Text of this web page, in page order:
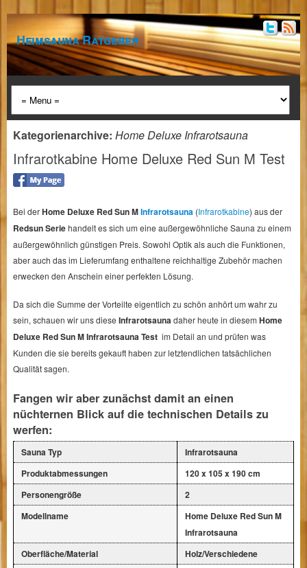
Heimsauna Ratgeber
Kategorienarchive: Home Deluxe Infrarotsauna
Infrarotkabine Home Deluxe Red Sun M Test
Bei derHome Deluxe Red Sun MInfrarotsauna (Infrarotkabine) aus der
Redsun Seriehandelt es sich um eine außergewöhnliche Sauna zu einem
außergewöhnlich günstigen Preis. Sowohl Optik als auch die Funktionen,
aber auch das im Lieferumfang enthaltene reichhaltige Zubehör machen
erwecken den Anschein einer perfekten Lösung.
Da sich die Summe der Vorteilte eigentlich zu schön anhört um wahr zu
sein, schauen wir uns diese Infrarotsauna daher heute in diesem Home
Deluxe Red Sun M Infrarotsauna Test im Detail an und prüfen was
Kunden die sie bereits gekauft haben zur letztendlichen tatsächlichen
Qualität sagen.
Fangen wir aber zunächst damit an einen
nüchternen Blick auf die technischen Details zu
werfen:
Sauna Typ
Infrarotsauna
Produktabmessungen
120 x 105 x 190 cm
Personengröße
2
Modellname
Home Deluxe Red Sun M
Infrarotsauna
Oberfläche/Material
Holz/Verschiedene